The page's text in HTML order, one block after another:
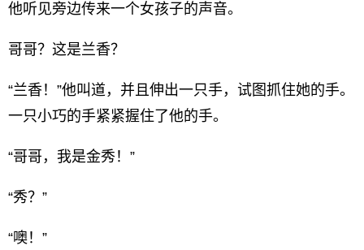
他听见旁边传来一个女孩子的声音。
哥哥？这是兰香？
“兰香！”他叫道，并且伸出一只手，试图抓住她的手。
一只小巧的手紧紧握住了他的手。
“哥哥，我是金秀！”
“秀？”
“噢！”